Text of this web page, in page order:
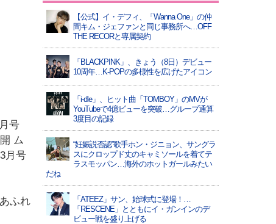
号
ム
月号
ふれ
【公式】イ・デフィ、「Wanna One」の仲
間キム・ジェファンと同じ事務所へ…OFF
THE RECORと専属契約
「BLACKPINK」、きょう（8日）デビュー
10周年…K-POPの多様性を広げたアイコン
「i-dle」、ヒット曲「TOMBOY」のMVが
YouTubeで4億ビューを突破…グループ通算
3度目の記録
“妊娠説否認”歌手ホン・ジニョン、サングラ
スにクロップド丈のキャミソールを着てテ
ラスモッパン…海外のホットガールみたい
だね
「ATEEZ」サン、始球式に登場！…
「RESCENE」とともにイ・ガンインのデ
ビュー戦を盛り上げる